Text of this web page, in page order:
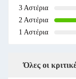
3 Αστέρια
2 Αστέρια
1 Αστέρια
Όλες οι